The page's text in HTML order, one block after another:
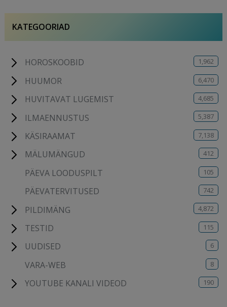
KATEGOORIAD
HOROSKOOBID 1,962
HUUMOR 6,470
HUVITAVAT LUGEMIST 4,685
ILMAENNUSTUS 5,387
KÄSIRAAMAT 7,138
MÄLUMÄNGUD 412
PÄEVA LOODUSPILT 105
PÄEVATERVITUSED 742
PILDIMÄNG 4,872
TESTID 115
UUDISED 6
VARA-WEB 8
YOUTUBE KANALI VIDEOD 190